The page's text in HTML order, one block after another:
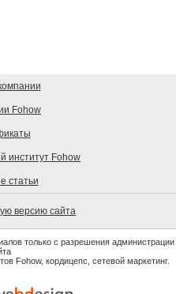
Fohow
институт Fohow
статьи
версию сайта
только с разрешения администрации
Fohow, кордицепс, сетевой маркетинг.